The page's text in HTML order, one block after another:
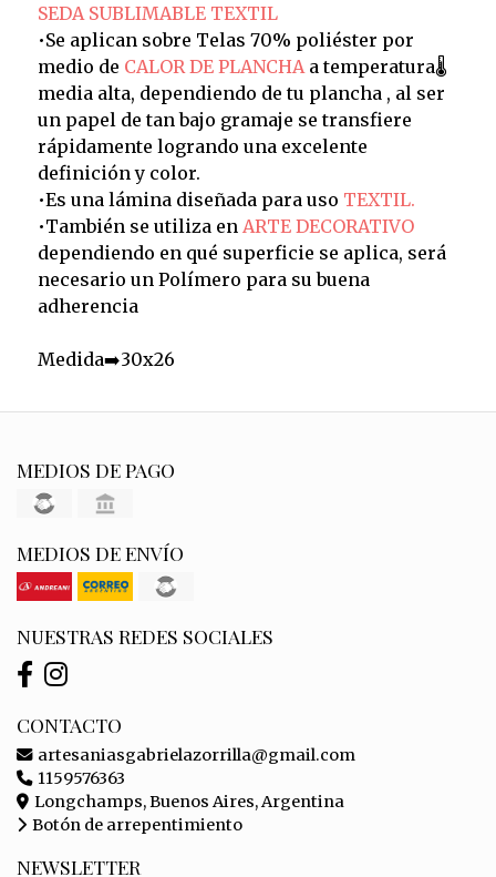
SEDA SUBLIMABLE TEXTIL
•Se aplican sobre Telas 70% poliéster por
medio de CALOR DE PLANCHA a temperatura🌡️
media alta, dependiendo de tu plancha , al ser
un papel de tan bajo gramaje se transfiere
rápidamente logrando una excelente
definición y color.
•Es una lámina diseñada para uso TEXTIL.
•También se utiliza en ARTE DECORATIVO
dependiendo en qué superficie se aplica, será
necesario un Polímero para su buena
adherencia
Medida➡️30x26
MEDIOS DE PAGO
MEDIOS DE ENVÍO
NUESTRAS REDES SOCIALES
CONTACTO
artesaniasgabrielazorrilla@gmail.com
1159576363
Longchamps, Buenos Aires, Argentina
Botón de arrepentimiento
NEWSLETTER